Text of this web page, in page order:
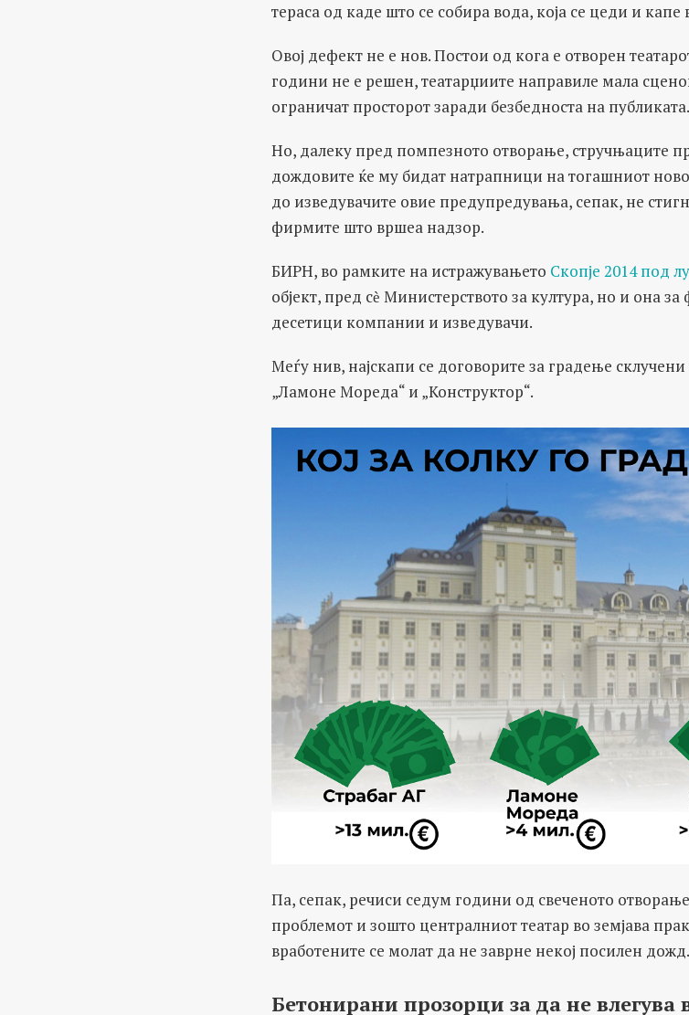
тераса од каде што се собира вода, која се цеди и капе
Овој дефект не е нов. Постои од кога е отворен
години не е решен, театарџиите направиле мала
ограничат просторот заради безбедноста на публиката.
Но, далеку пред помпезното отворање, стручњаците
дождовите ќе му бидат натрапници на тогашниот
до изведувачите овие предупредувања, сепак, не
фирмите што вршеа надзор.
БИРН, во рамките на истражувањето Скопје 2014 под
објект, пред сѐ Министерството за култура, но и она
десетици компании и изведувачи.
Меѓу нив, најскапи се договорите за градење
„Ламоне Мореда“ и „Конструктор“.
Па, сепак, речиси седум години од свеченото
проблемот и зошто централниот театар во земјава
вработените се молат да не заврне некој посилен дожд.
Бетонирани прозорци за да не влегува